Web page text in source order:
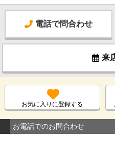
電話で問合わせ
来
お気に入りに登録する
お電話でのお問合わせ